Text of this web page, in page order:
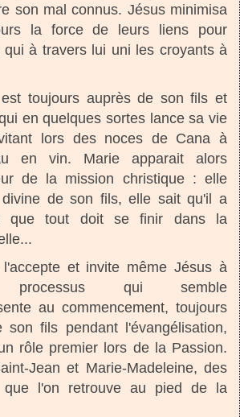
son mal connus. Jésus minimisa
la force de leurs liens pour
à travers lui uni les croyants à
toujours auprès de son fils et
en quelques sortes lance sa vie
lors des noces de Cana à
en vin. Marie apparait alors
de la mission christique : elle
divine de son fils, elle sait qu'il a
que tout doit se finir dans la
et invite même Jésus à
qui semble
au commencement, toujours
son fils pendant l'évangélisation,
rôle premier lors de la Passion.
Jean et Marie-Madeleine, des
que l'on retrouve au pied de la